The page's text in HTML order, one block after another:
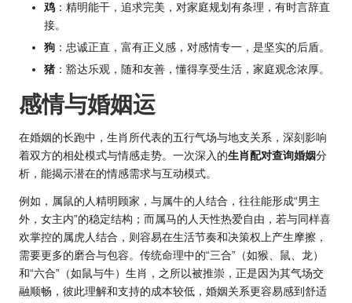
鸡 ：精明能干，追求完美，对家庭规划有条理，有时言辞直
接。
狗 ：忠诚正直，富有正义感，对感情专一，是坚实的后盾。
猪：豁达乐观，随和友善，懂得享受生活，家庭观念浓厚。
感情与婚姻运
在婚姻的长跑中，生肖所代表的五行气场与地支关系，深刻影响
着双方的相处模式与情感走势。一次深入的生肖配对查询婚姻分
析，能揭示潜在的情感需求与互动模式。
例如，属鼠的人精明顾家，与属牛的人结合，往往能形成“男主
外，女主内”的稳定结构；而属马的人天性热爱自由，若与同样喜
欢掌控的属虎人结合，则容易在生活节奏和决策权上产生摩擦，
需要更多的磨合与包容。传统命理中的“三合”（如猴、鼠、龙）
和“六合”（如鼠与牛）生肖，之所以被推崇，正是因为其气场交
融顺畅，彼此理解和支持的成本较低，婚姻关系更容易感到舒适